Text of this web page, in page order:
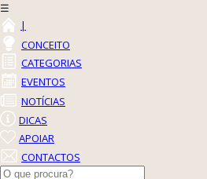
☰
|
CONCEITO
CATEGORIAS
EVENTOS
NOTÍCIAS
DICAS
APOIAR
CONTACTOS